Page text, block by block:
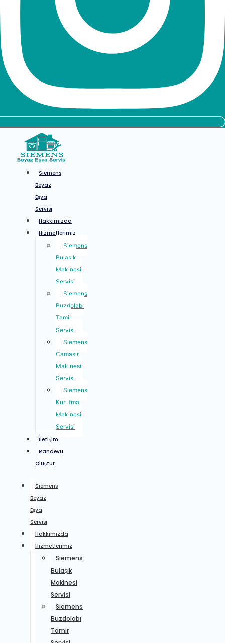
Siemens
Beyaz
Eşya
Servisi
Hakkımızda
Hizmetlerimiz
Siemens
Bulaşık
Makinesi
Servisi
Siemens
Buzdolabı
Tamir
Servisi
Siemens
Çamaşır
Makinesi
Servisi
Siemens
Kurutma
Makinesi
Servisi
İletişim
Randevu
Oluştur
Siemens
Beyaz
Eşya
Servisi
Hakkımızda
Hizmetlerimiz
Siemens
Bulaşık
Makinesi
Servisi
Siemens
Buzdolabı
Tamir